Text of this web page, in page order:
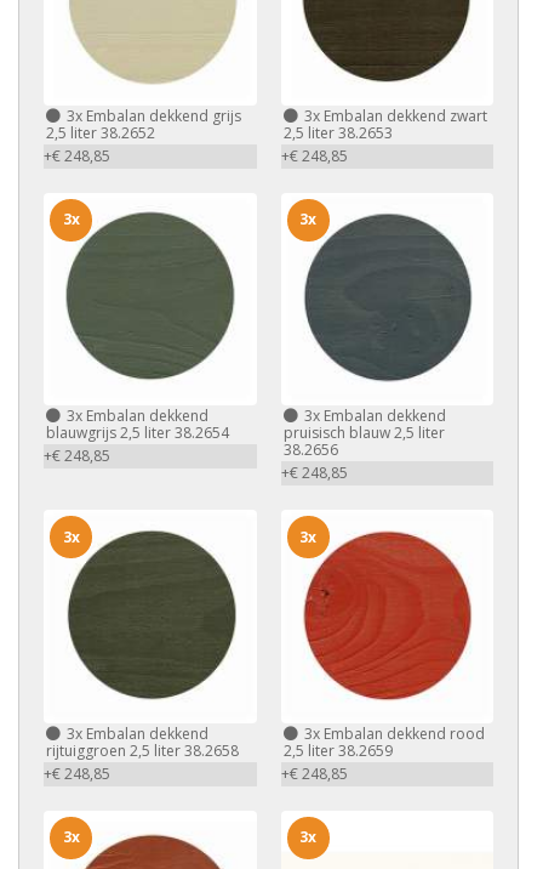
3x Embalan dekkend grijs
2,5 liter 38.2652
+€ 248,85
3xEmbalan dekkend zwart
2,5 liter 38.2653
+€ 248,85
3x Embalan dekkend
blauwgrijs 2,5 liter 38.2654
+€ 248,85
3x
3xEmbalan dekkend
pruisisch blauw 2,5 liter
38.2656
+€ 248,85
3x
3x Embalan dekkend
rijtuiggroen 2,5 liter 38.2658
+€ 248,85
3x
3xEmbalan dekkend rood
2,5 liter 38.2659
+€ 248,85
3x
3x 3x